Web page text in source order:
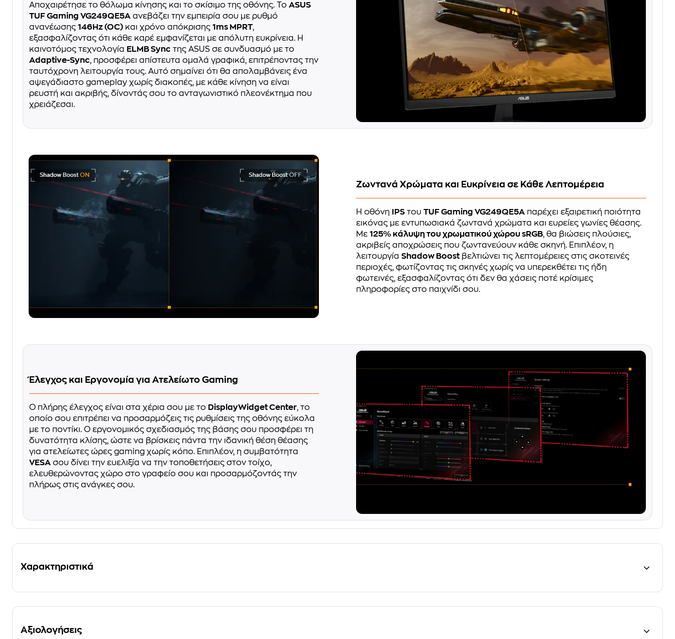
Αποχαιρέτησε το θόλωμα κίνησης και το σκίσιμο της οθόνης. Το ASUS
TUF Gaming VG249QE5A ανεβάζει την εμπειρία σου με ρυθμό
ανανέωσης 146Hz (OC) και χρόνο απόκρισης 1ms MPRT,
εξασφαλίζοντας ότι κάθε καρέ εμφανίζεται με απόλυτη ευκρίνεια. Η
καινοτόμος τεχνολογία ELMB Sync της ASUS σε συνδυασμό με το
Adaptive-Sync, προσφέρει απίστευτα ομαλά γραφικά, επιτρέποντας την
ταυτόχρονη λειτουργία τους. Αυτό σημαίνει ότι θα απολαμβάνεις ένα
αψεγάδιαστο gameplay χωρίς διακοπές, με κάθε κίνηση να είναι
ρευστή και ακριβής, δίνοντάς σου το ανταγωνιστικό πλεονέκτημα που
χρειάζεσαι.
Ζωντανά Χρώματα και Ευκρίνεια σε Κάθε Λεπτομέρεια
Η οθόνη IPS τουTUF Gaming VG249QE5A παρέχει εξαιρετική ποιότητα
εικόνας με εντυπωσιακά ζωντανά χρώματα και ευρείες γωνίες θέασης.
Με125% κάλυψη του χρωματικού χώρου sRGB, θα βιώσεις πλούσιες,
ακριβείς αποχρώσεις που ζωντανεύουν κάθε σκηνή. Επιπλέον, η
λειτουργίαShadow Boostβελτιώνει τις λεπτομέρειες στις σκοτεινές
περιοχές, φωτίζοντας τις σκηνές χωρίς να υπερεκθέτει τις ήδη
φωτεινές, εξασφαλίζοντας ότι δεν θα χάσεις ποτέ κρίσιμες
πληροφορίες στο παιχνίδι σου.
Έλεγχος και Εργονομία για Ατελείωτο Gaming
Ο πλήρης έλεγχος είναι στα χέρια σου με το DisplayWidget Center, το
οποίο σου επιτρέπει να προσαρμόζεις τις ρυθμίσεις της οθόνης εύκολα
με το ποντίκι. Ο εργονομικός σχεδιασμός της βάσης σου προσφέρει τη
δυνατότητα κλίσης, ώστε να βρίσκεις πάντα την ιδανική θέση θέασης
για ατελείωτες ώρες gaming χωρίς κόπο. Επιπλέον, η συμβατότητα
VESA σου δίνει την ευελιξία να την τοποθετήσεις στον τοίχο,
ελευθερώνοντας χώρο στο γραφείο σου και προσαρμόζοντάς την
πλήρως στις ανάγκες σου.
Χαρακτηριστικά
Αξιολογήσεις